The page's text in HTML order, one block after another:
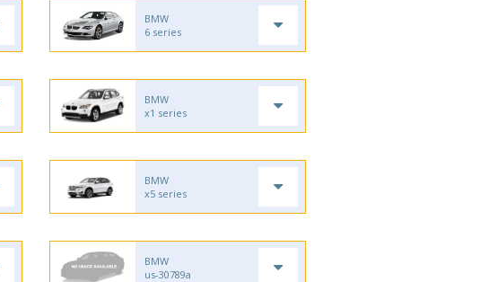
BMW
6 series
BMW
x1 series
BMW
x5 series
BMW
us-30789a